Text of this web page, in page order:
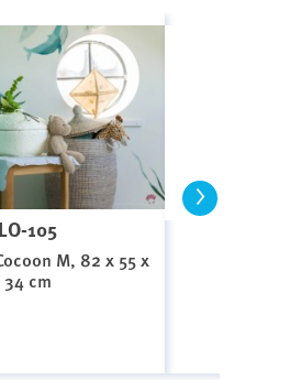
LO-105
M, 82 x 55 x
34 cm
>